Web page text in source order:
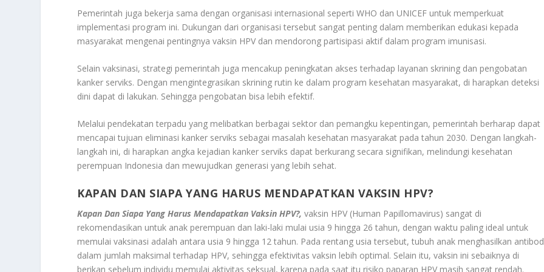
Pemerintah juga bekerja sama dengan organisasi internasional seperti WHO dan UNICEF untuk memperkuat
implementasi program ini. Dukungan dari organisasi tersebut sangat penting dalam memberikan edukasi kepada
masyarakat mengenai pentingnya vaksin HPV dan mendorong partisipasi aktif dalam program imunisasi.
Selain vaksinasi, strategi pemerintah juga mencakup peningkatan akses terhadap layanan skrining dan pengobatan
kanker serviks. Dengan mengintegrasikan skrining rutin ke dalam program kesehatan masyarakat, di harapkan deteksi
dini dapat di lakukan. Sehingga pengobatan bisa lebih efektif.
Melalui pendekatan terpadu yang melibatkan berbagai sektor dan pemangku kepentingan, pemerintah berharap dapat
mencapai tujuan eliminasi kanker serviks sebagai masalah kesehatan masyarakat pada tahun 2030. Dengan langkah-
langkah ini, di harapkan angka kejadian kanker serviks dapat berkurang secara signifikan, melindungi kesehatan
perempuan Indonesia dan mewujudkan generasi yang lebih sehat.
KAPAN DAN SIAPA YANG HARUS MENDAPATKAN VAKSIN HPV?
Kapan Dan Siapa Yang Harus Mendapatkan Vaksin HPV?, vaksin HPV (Human Papillomavirus) sangat di
rekomendasikan untuk anak perempuan dan laki-laki mulai usia 9 hingga 26 tahun, dengan waktu paling ideal untuk
memulai vaksinasi adalah antara usia 9 hingga 12 tahun. Pada rentang usia tersebut, tubuh anak menghasilkan
dalam jumlah maksimal terhadap HPV, sehingga efektivitas vaksin lebih optimal. Selain itu, vaksin ini sebaiknya di
berikan sebelum individu memulai aktivitas seksual, karena pada saat itu risiko paparan HPV masih sangat rendah.